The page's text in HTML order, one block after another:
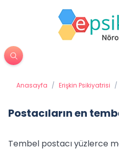
Anasayfa / Erişkin Psikiyatrisi /
Postacıların en
Tembel postacı yüzlerce